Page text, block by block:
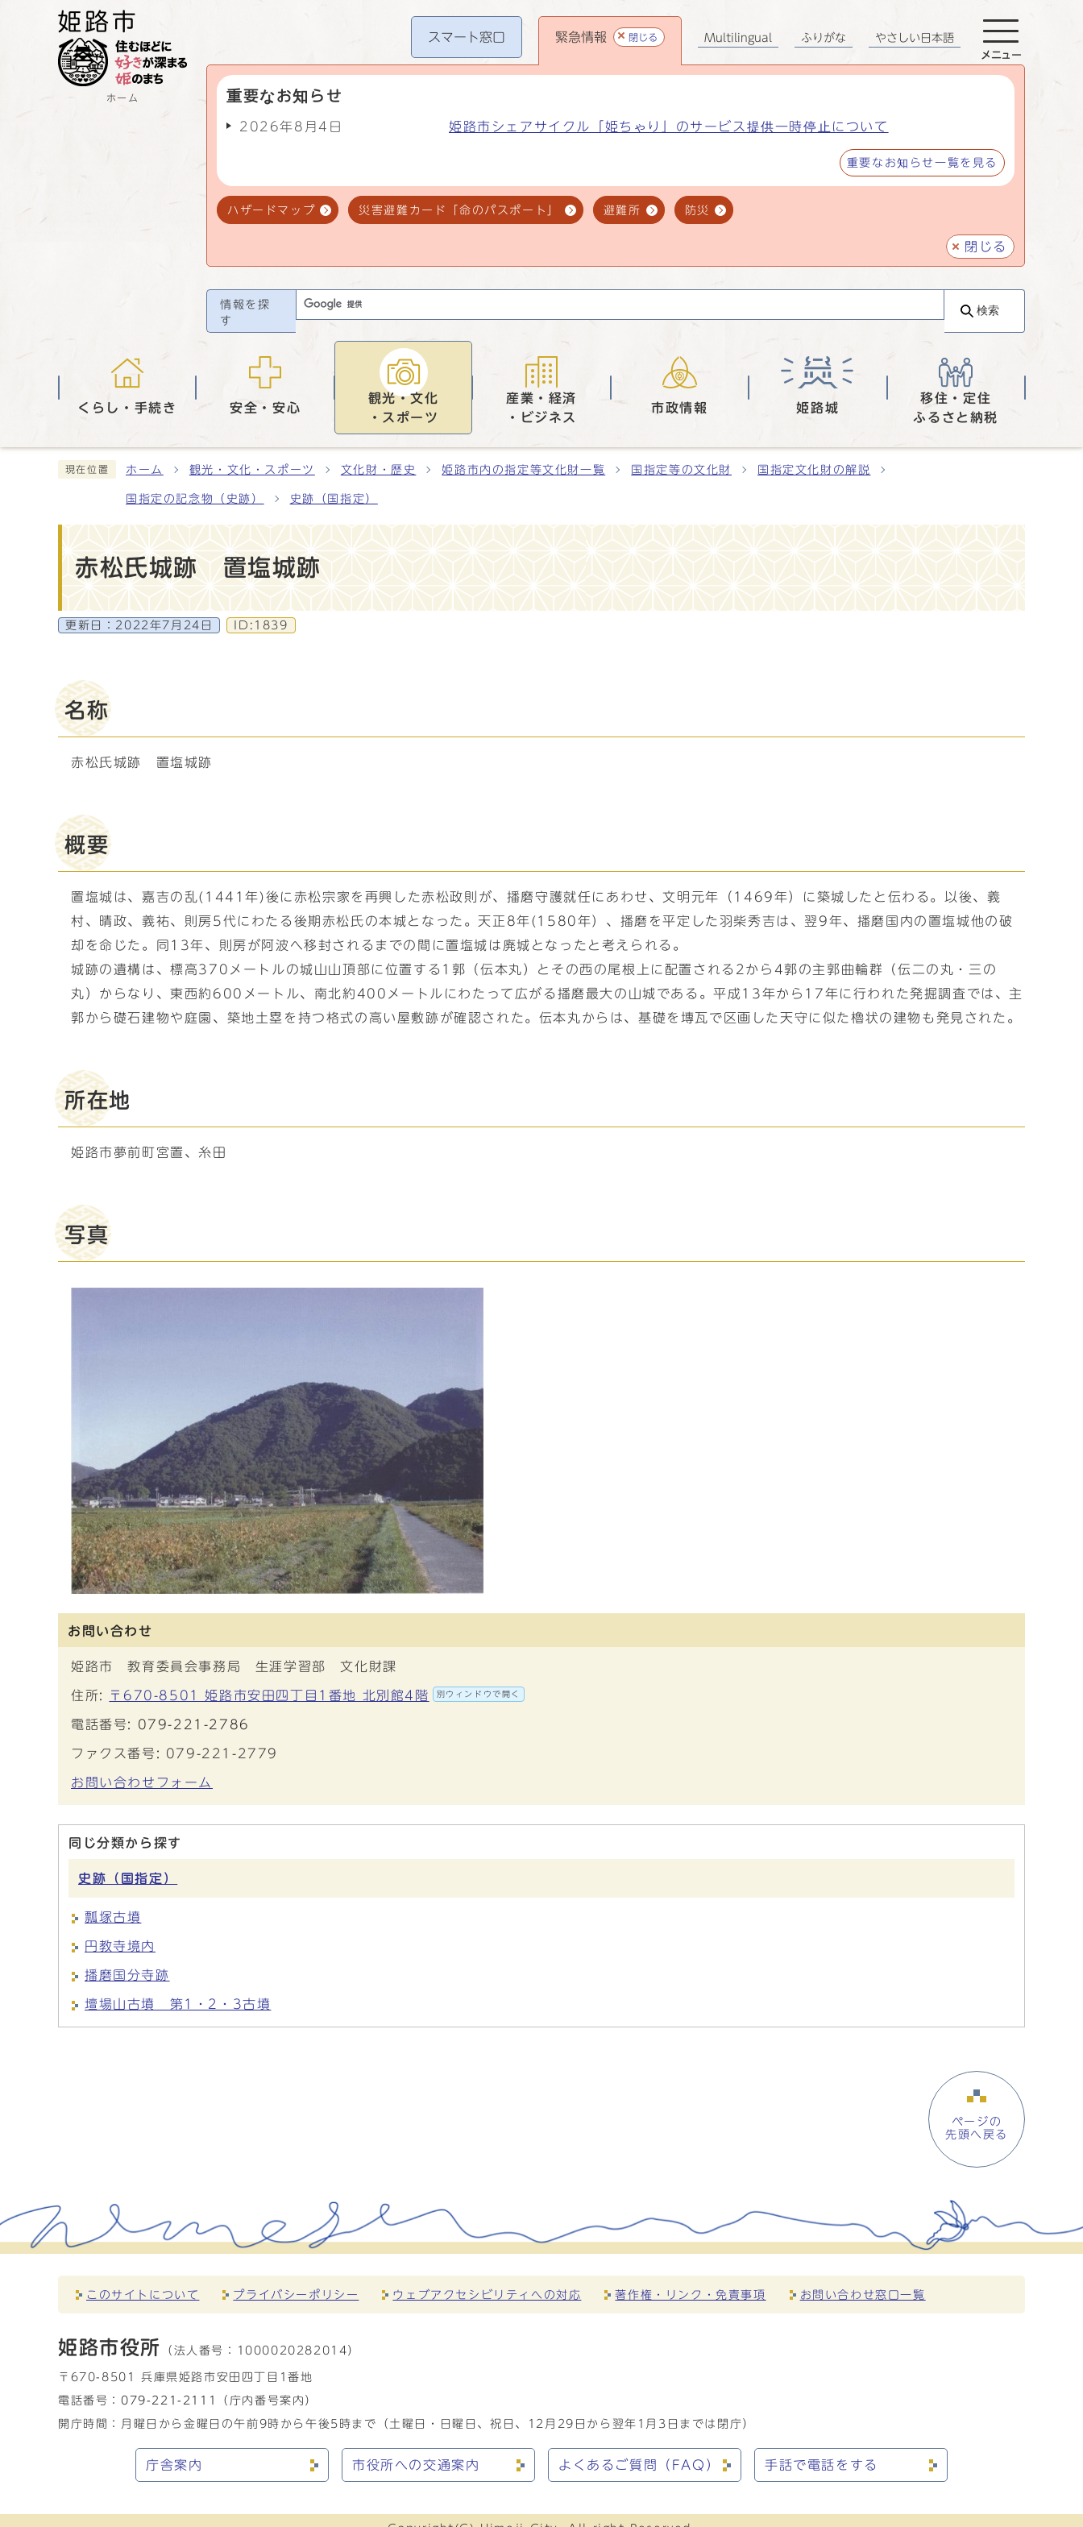
ホーム
スマート窓口 緊急情報 閉じる
重要なお知らせ
2026年8月4日 姫路市シェアサイクル「姫ちゃり」のサービス提供一時停止について
重要なお知らせ一覧を見る
ハザードマップ 災害避難カード「命のパスポート」 避難所 防災
閉じる
Multilingual ふりがな やさしい日本語
メニュー
情報を探
す
検索
くらし・手続き 安全・安心
観光・文化
・スポーツ
産業・経済
・ビジネス
市政情報 姫路城
移住・定住
ふるさと納税
現在位置 ホーム 観光・文化・スポーツ 文化財・歴史 姫路市内の指定等文化財一覧 国指定等の文化財 国指定文化財の解説
国指定の記念物（史跡） 史跡（国指定）
赤松氏城跡 置塩城跡
更新日： 2022年7月24日 ID:1839
名称
赤松氏城跡 置塩城跡
概要
置塩城は、嘉吉の乱(1441年)後に赤松宗家を再興した赤松政則が、播磨守護就任にあわせ、文明元年（1469年）に築城したと伝わる。以後、義
村、晴政、義祐、則房5代にわたる後期赤松氏の本城となった。天正8年(1580年）、播磨を平定した羽柴秀吉は、翌9年、播磨国内の置塩城他の破
却を命じた。同13年、則房が阿波へ移封されるまでの間に置塩城は廃城となったと考えられる。
城跡の遺構は、標高370メートルの城山山頂部に位置する1郭（伝本丸）とその西の尾根上に配置される2から4郭の主郭曲輪群（伝二の丸・三の
丸）からなり、東西約600メートル、南北約400メートルにわたって広がる播磨最大の山城である。平成13年から17年に行われた発掘調査では、主
郭から礎石建物や庭園、築地土塁を持つ格式の高い屋敷跡が確認された。伝本丸からは、基礎を塼瓦で区画した天守に似た櫓状の建物も発見された。
所在地
姫路市夢前町宮置、糸田
写真
お問い合わせ
姫路市 教育委員会事務局 生涯学習部 文化財課
住所: 〒670-8501 姫路市安田四丁目1番地 北別館4階 別ウィンドウで開く
電話番号: 079-221-2786
ファクス番号: 079-221-2779
お問い合わせフォーム
同じ分類から探す
史跡（国指定）
瓢塚古墳
円教寺境内
播磨国分寺跡
壇場山古墳 第1・2・3古墳
ページの
先頭へ戻る
このサイトについて プライバシーポリシー ウェブアクセシビリティへの対応 著作権・リンク・免責事項 お問い合わせ窓口一覧
姫路市役所 （法人番号： 1000020282014）
〒670-8501 兵庫県姫路市安田四丁目1番地
電話番号： 079-221-2111
（庁内番号案内）
開庁時間：月曜日から金曜日の午前9時から午後5時まで（土曜日・日曜日、祝日、12月29日から翌年1月3日までは閉庁）
庁舎案内 市役所への交通案内 よくあるご質問（FAQ） 手話で電話をする